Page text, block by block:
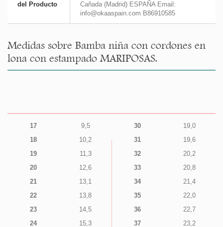
del Producto
Cañada (Madrid) ESPAÑA Email:
info@okaaspain.com B86910585
Medidas sobre Bamba niña con cordones en
lona con estampado MARIPOSAS.
17
9,5
18
10,2
19
11,3
20
12,6
21
13,1
22
13,8
23
14,5
24
15,3
30
19,0
31
19,6
32
20,2
33
20,8
34
21,4
35
22,0
36
22,7
37
23,2